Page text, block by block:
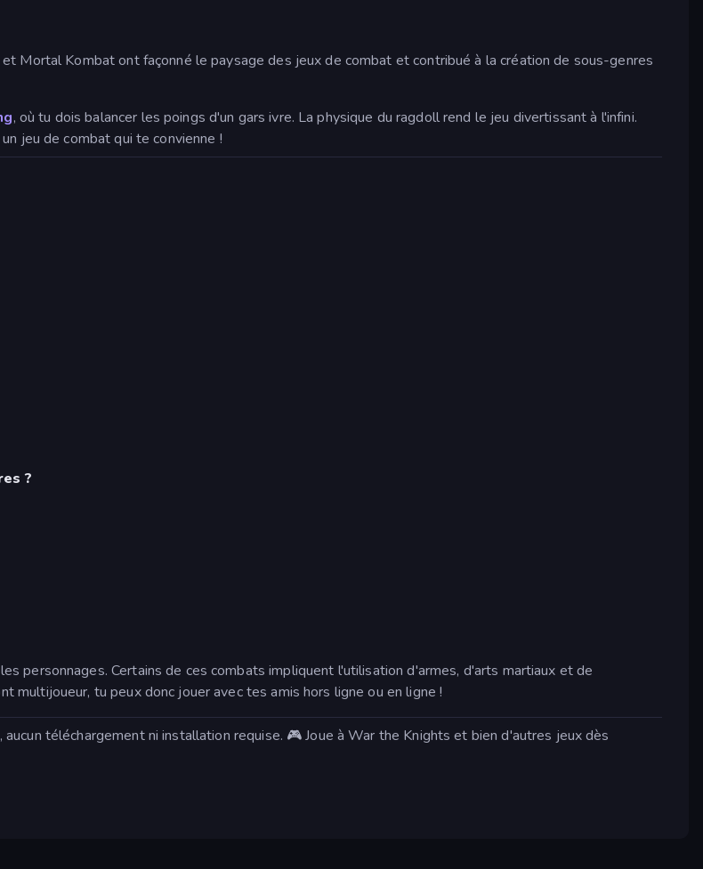
Mortal Kombat ont façonné le paysage des jeux de combat et contribué à la création de sous-genres
, où tu dois balancer les poings d'un gars ivre. La physique du ragdoll rend le jeu divertissant à l'infini.
jeu de combat qui te convienne !
?
personnages. Certains de ces combats impliquent l'utilisation d'armes, d'arts martiaux et de
multijoueur, tu peux donc jouer avec tes amis hors ligne ou en ligne !
téléchargement ni installation requise. 🎮 Joue à War the Knights et bien d'autres jeux dès